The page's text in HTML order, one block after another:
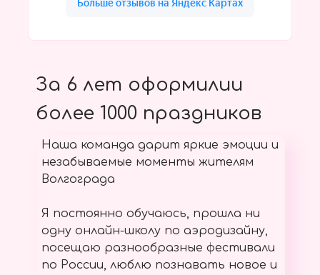
За 6 лет оформилии
более 1000 праздников
Наша команда дарит яркие эмоции и
незабываемые моменты жителям
Волгограда
Я постоянно обучаюсь, прошла ни
одну онлайн-школу по аэродизайну,
посещаю разнообразные фестивали
по России, люблю познавать новое и